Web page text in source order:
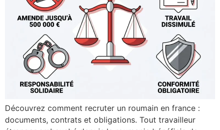
Découvrez comment recruter un roumain en france :
documents, contrats et obligations. Tout travailleur